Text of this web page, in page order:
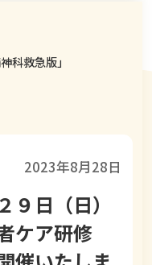
科救急版」
2023年8月28日
９日（日）
ケア研修